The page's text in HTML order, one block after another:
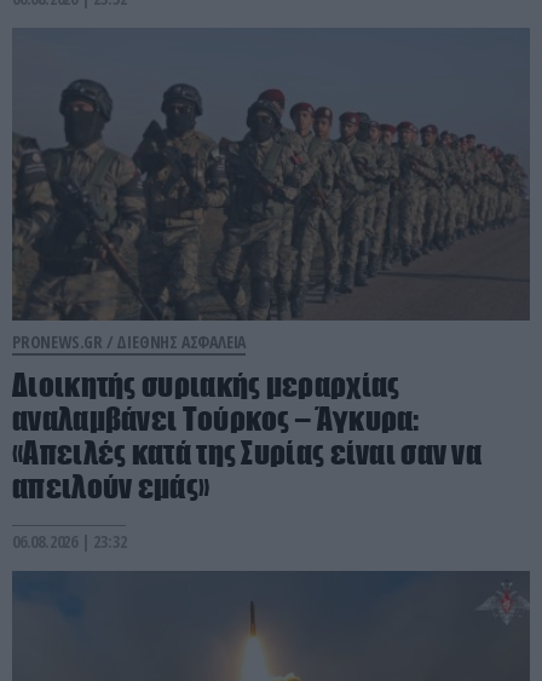
PRONEWS.GR / ΔΙΕΘΝΗΣ ΑΣΦΑΛΕΙΑ
Διοικητής συριακής μεραρχίας
αναλαμβάνει Τούρκος – Άγκυρα:
«Απειλές κατά της Συρίας είναι σαν να
απειλούν εμάς»
06.08.2026 | 23:32